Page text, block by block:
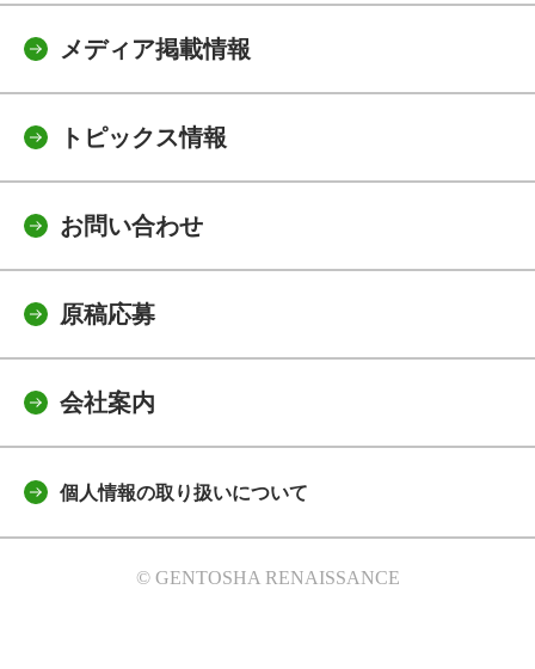
メディア掲載情報
トピックス情報
お問い合わせ
原稿応募
会社案内
個人情報の取り扱いについて
© GENTOSHA RENAISSANCE